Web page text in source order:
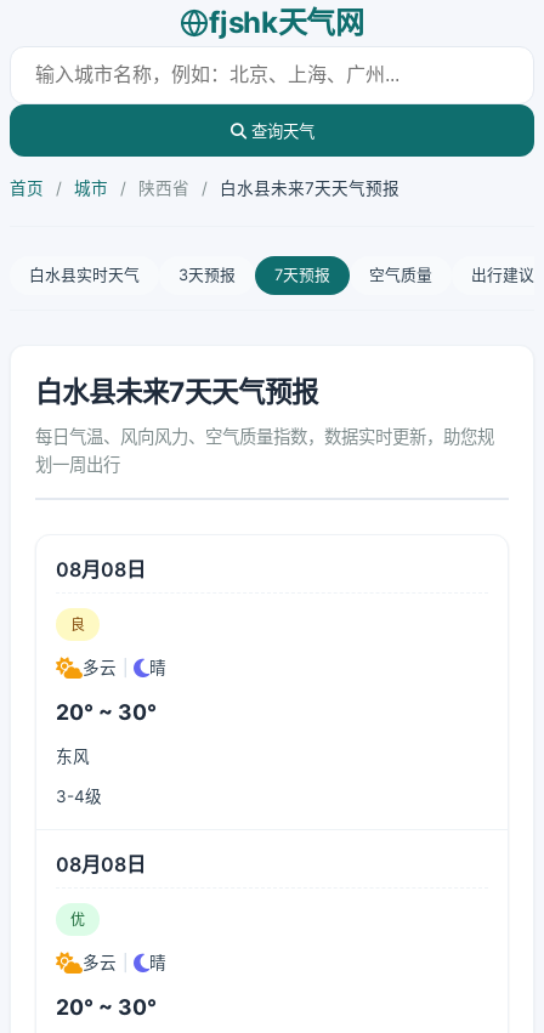
fjshk天气网
查询天气
首页 / 城市 / 陕西省 / 白水县未来7天天气预报
白水县实时天气 3天预报 7天预报 空气质量 出行建议
白水县未来7天天气预报
每日气温、风向风力、空气质量指数，数据实时更新，助您规
划一周出行
08月08日
良
多云 晴
20° ~ 30°
东风
3-4级
08月08日
优
多云 晴
20° ~ 30°